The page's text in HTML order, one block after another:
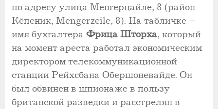
по адресу улица Менгерцайле, 8 (район
Кёпеник, Mengerzeile, 8). На табличке –
имя бухгалтера Фрица Шторха, который
на момент ареста работал экономическим
директором телекоммуникационной
станции Рейхсбана Обершоневайде. Он
был обвинен в шпионаже в пользу
британской разведки и расстрелян в